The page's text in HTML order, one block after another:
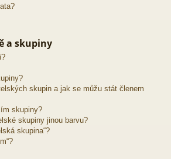
a skupiny
skupin a jak se můžu stát členem
skupiny?
skupiny jinou barvu?
skupina“?